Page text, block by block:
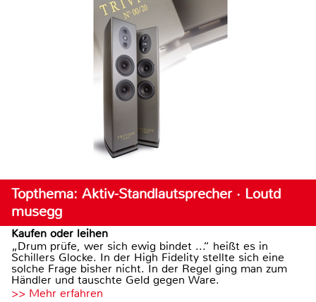
Topthema: Aktiv-Standlautsprecher · Loutd
musegg
Kaufen oder leihen
„Drum prüfe, wer sich ewig bindet ...“ heißt es in
Schillers Glocke. In der High Fidelity stellte sich eine
solche Frage bisher nicht. In der Regel ging man zum
Händler und tauschte Geld gegen Ware.
>> Mehr erfahren